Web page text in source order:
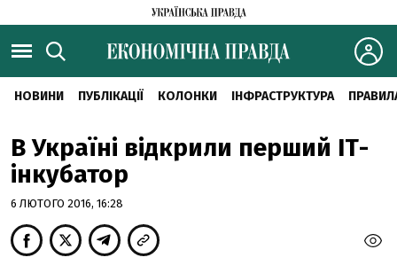
НОВИНИ ПУБЛІКАЦІЇ КОЛОНКИ ІНФРАСТРУКТУРА
В Україні відкрили перший ІТ-
інкубатор
6 ЛЮТОГО 2016, 16:28